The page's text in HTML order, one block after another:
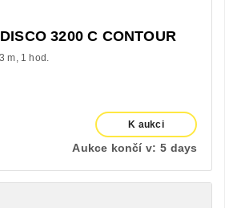
3200 C CONTOUR
3 m 1 hod.
K aukci
Aukce končí v: 5 days